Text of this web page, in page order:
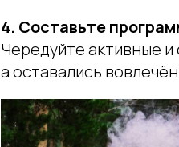
4. Составьте
Чередуйте активные и
а оставались